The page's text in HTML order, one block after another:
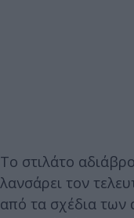
Το στιλάτο
λανσάρει τον
από τα σχέδια των